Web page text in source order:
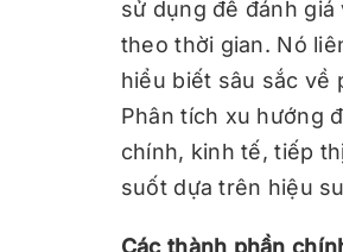
sử dụng để đánh
theo thời gian. Nó
hiểu biết sâu sắc về
Phân tích xu hướng
chính, kinh tế, tiếp
suốt dựa trên hiệu
Các thành phần